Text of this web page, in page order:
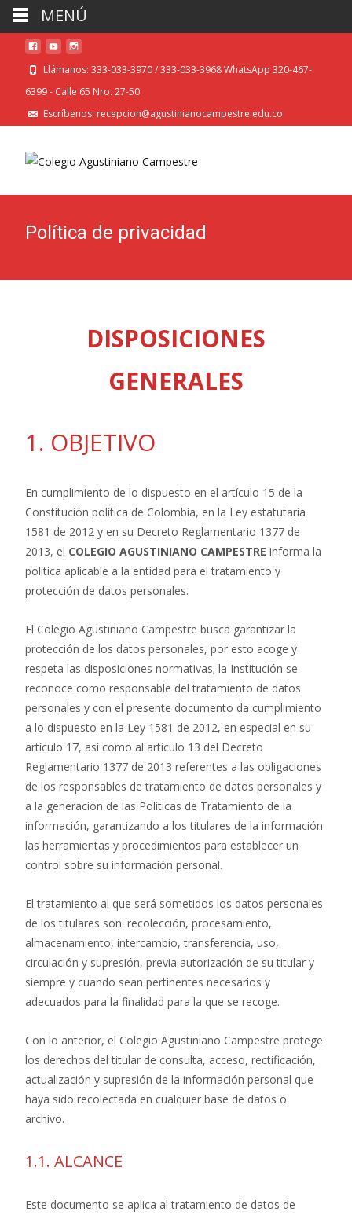
Llámanos: 333-033-3970 / 333-033-3968 WhatsApp 320-467-
6399 - Calle 65 Nro. 27-50
Escríbenos: recepcion@agustinianocampestre.edu.co
Política de privacidad
DISPOSICIONES
GENERALES
1. OBJETIVO
En cumplimiento de lo dispuesto en el artículo 15 de la
Constitución política de Colombia, en la Ley estatutaria
1581 de 2012 y en su Decreto Reglamentario 1377 de
2013, el COLEGIO AGUSTINIANO CAMPESTRE informa la
política aplicable a la entidad para el tratamiento y
protección de datos personales.
El Colegio Agustiniano Campestre busca garantizar la
protección de los datos personales, por esto acoge y
respeta las disposiciones normativas; la Institución se
reconoce como responsable del tratamiento de datos
personales y con el presente documento da cumplimiento
a lo dispuesto en la Ley 1581 de 2012, en especial en su
artículo 17, así como al artículo 13 del Decreto
Reglamentario 1377 de 2013 referentes a las obligaciones
de los responsables de tratamiento de datos personales y
a la generación de las Políticas de Tratamiento de la
información, garantizando a los titulares de la información
las herramientas y procedimientos para establecer un
control sobre su información personal.
El tratamiento al que será sometidos los datos personales
de los titulares son: recolección, procesamiento,
almacenamiento, intercambio, transferencia, uso,
circulación y supresión, previa autorización de su titular y
siempre y cuando sean pertinentes necesarios y
adecuados para la finalidad para la que se recoge.
Con lo anterior, el Colegio Agustiniano Campestre protege
los derechos del titular de consulta, acceso, rectificación,
actualización y supresión de la información personal que
haya sido recolectada en cualquier base de datos o
archivo.
1.1. ALCANCE
Este documento se aplica al tratamiento de datos de
MENÚ